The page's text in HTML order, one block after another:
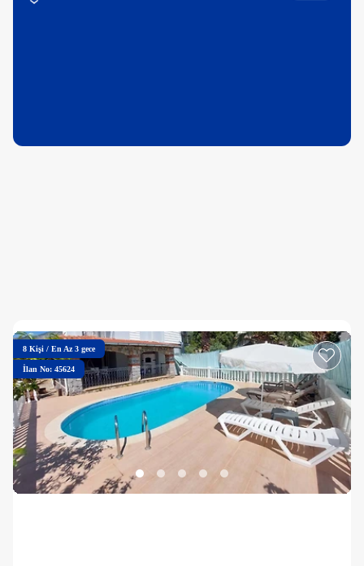
8 Kişi / En Az 3 gece
İlan No: 45624